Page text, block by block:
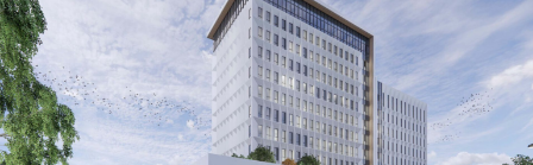
активата, капиталната адекватност и солвентноста.
ЕЦБ посочува дека повеќето институции ги
применуваат Меѓународните стандарди за
финансиско известување и техничките стандарди на
Европската банкарска управа, иако дел од малите и